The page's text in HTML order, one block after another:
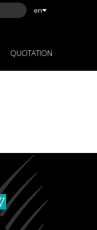
en
QUOTATION